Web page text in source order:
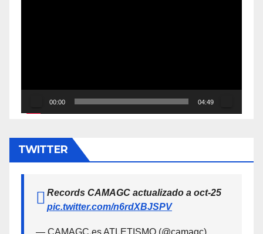
00:00 04:49
TWITTER
Records CAMAGC actualizado a oct-25
pic.twitter.com/n6rdXBJSPV